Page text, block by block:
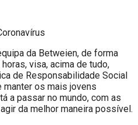
da Betweien, de forma
visa, acima de tudo,
de Responsabilidade Social
manter os mais jovens
a passar no mundo, com as
da melhor maneira possível.